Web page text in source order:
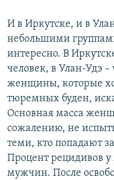
И в Иркутске, и в
небольшими
интересно. В
человек, в Улан-Удэ
женщины, которые
тюремных буден,
Основная масса
сожалению, не
теми, кто попадают
Процент рецидивов
мужчин. После